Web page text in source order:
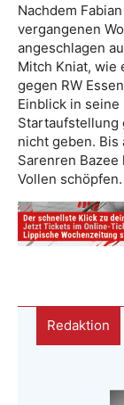
Nachdem
vergangenen
angeschlagen
Mitch Kniat, wie
gegen RW
Einblick in
Startaufstellung
nicht geben. Bis
Sarenren
Vollen schöpfen.
Redaktion